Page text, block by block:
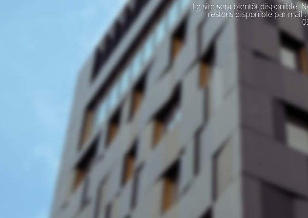
Le site sera bientôt disponible.
restons disponible par mail